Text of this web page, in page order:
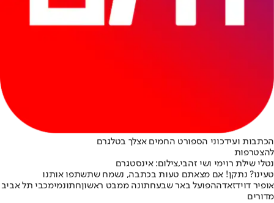
הכתבות ועידכוני הספורט החמים אצלך בטלגרם
להצטרפות
נטלי שילת רוימי ושי זהבי,צילום: אינסטגרם
טעינו? נתקן! אם מצאתם טעות בכתבה, נשמח שתשתפו אותנו
אופיר דוידזאדההפועל באר שבעחתונה ממבט ראשוןחתונמימכבי תל אביב
מדורים